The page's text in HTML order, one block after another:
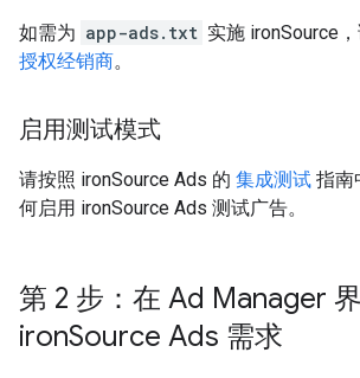
如需为 app-ads.txt 实施 ironSource
授权经销商。
启用测试模式
请按照 ironSource Ads 的 集成测试 指南
何启用 ironSource Ads 测试广告。
第 2 步：在 Ad Manager
ironSource Ads 需求